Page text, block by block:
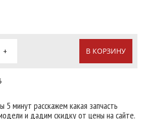
+ В КОРЗИНУ
5 минут расскажем какая запчасть
и дадим скидку от цены на сайте.